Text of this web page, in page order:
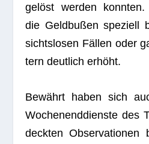
gelöst wer­den
die Geld­bu­ßen spe­zi­ell
sichts­lo­sen Fäl­len oder
tern deut­lich erhöht.
Bewährt haben sich
Wochen­end­dienste des
deck­ten Obser­va­tio­nen